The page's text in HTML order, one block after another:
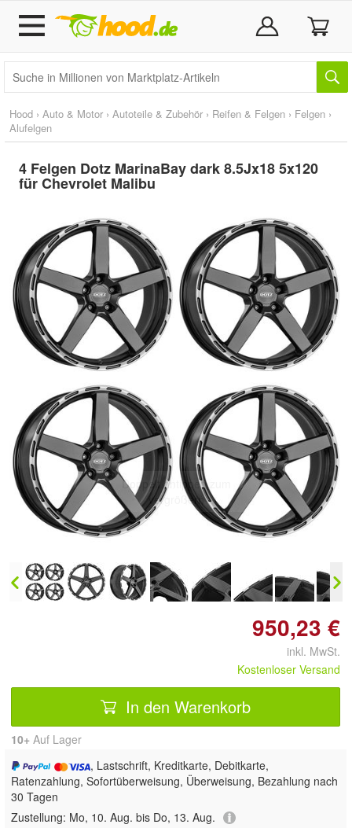
Hood › Auto & Motor › Autoteile & Zubehör › Reifen & Felgen › Felgen ›
Alufelgen
4 Felgen Dotz MarinaBay dark 8.5Jx18 5x120
für Chevrolet Malibu
Doppelt antippen zum
vergrößern
950,23 €
inkl. MwSt.
Kostenloser Versand
In den Warenkorb
10+ Auf Lager
, Lastschrift, Kreditkarte, Debitkarte,
Ratenzahlung, Sofortüberweisung, Überweisung, Bezahlung nach
30 Tagen
Zustellung: Mo, 10. Aug. bis Do, 13. Aug.